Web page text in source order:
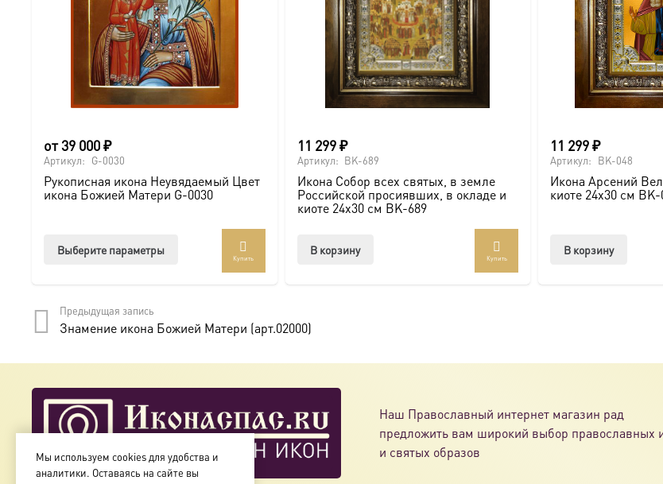
от39 000₽
Артикул: G-0030
Рукописная икона Неувядаемый Цвет
икона Божией Матери G-0030
Выберите параметры
странице
товара.
Купить
11 299₽
Артикул: BK-689
Икона Собор всех святых, в земле
Российской просиявших, в окладе и
киоте 24х30 см BK-689
В корзину
Купить
11 299₽
Артикул: BK-048
Икона Арсений
киоте 24х30 см BK-
В корзину
Предыдущая запись
Знамение икона Божией Матери (арт.02000)
Наш Православный интернет магазин рад
предложить вам широкий выбор православных
и святых образов
Мы используем cookies для удобства и
аналитики. Оставаясь на сайте вы